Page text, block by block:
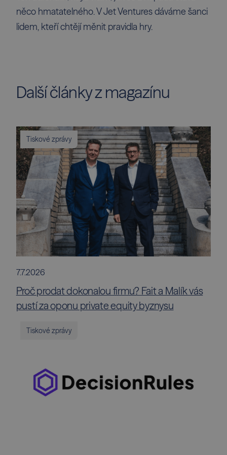
něco hmatatelného. VJet Venturesdáváme šanci
lidem, kteří chtějí měnit pravidla hry.
Další články z magazínu
Tiskové zprávy
7.7.2026
Proč prodat dokonalou firmu? Fait a Malík vás
pustí za oponu private equity byznysu
Tiskové zprávy